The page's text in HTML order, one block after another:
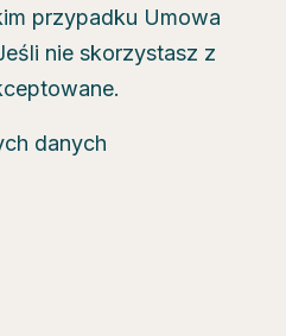
przypadku Umowa
nie skorzystasz z
danych